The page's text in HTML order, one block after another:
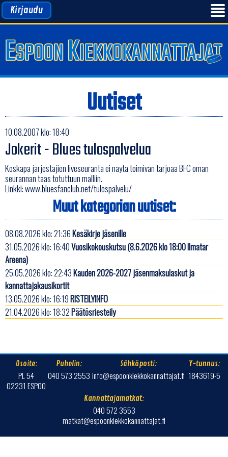
Kirjaudu
Uutiset
10.08.2007 klo: 18:40
Jokerit - Blues tulospalvelua
Koskapa järjestäjien liveseuranta ei näytä toimivan tarjoaa BFC oman
seurannan taas totuttuun malliin.
Linkki:www.bluesfanclub.net/tulospalvelu/
Muut kategorian uutiset:
08.08.2026 klo: 21:36Kesäkirje jäsenille
31.05.2026 klo: 16:40Vuosikokouskutsu (8.6.2026 klo 18:00 Ilmatar
Areena)
25.05.2026 klo: 22:43Kauden 2026-2027 jäsenmaksulaskut ja
kannattajakausikortit
13.05.2026 klo: 16:19RISTEILYINFO
21.04.2026 klo: 18:32Päätösriesteily
Osoite:
PL 54
02231 ESPOO
Puhelin:
040 573 2553
Sähköposti:
info@espoonkiekkokannattajat.fi
Y-tunnus:
1843619-5
Kannattajamatkat:
040 572 3553
matkat@espoonkiekkokannattajat.fi